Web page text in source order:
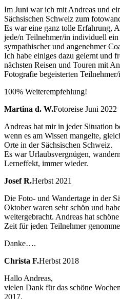
Im Juni war ich mit Andreas und
Sächsischen Schweiz zum
Es war eine ganz tolle Erfahrung,
jede/n Teilnehmer/in individuell ein
sympathischer und angenehmer
Ich habe einiges dazu gelernt und
nächsten Reisen und Touren mit
Fotografie begeisterten
100% Weiterempfehlung!
Martina d. W.Fotoreise Juni 2022
Andreas hat mir in jeder Situation
wenn es am Wissen mangelte,
Orte in der Sächsischen Schweiz.
Es war Urlaubsvergnügen,
Lerneffekt, immer wieder.
Josef R.Herbst 2021
Die Foto- und Wandertage in der
Oktober waren sehr schön und
weitergebracht. Andreas hat
Zeit für jeden Teilnehmer
Danke….
Christa F.Herbst 2018
Hallo Andreas,
vielen Dank für das schöne
2017.